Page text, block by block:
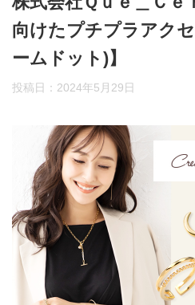
向けたプチプラアク
ームドット)】
投稿日： 2024年5月29日